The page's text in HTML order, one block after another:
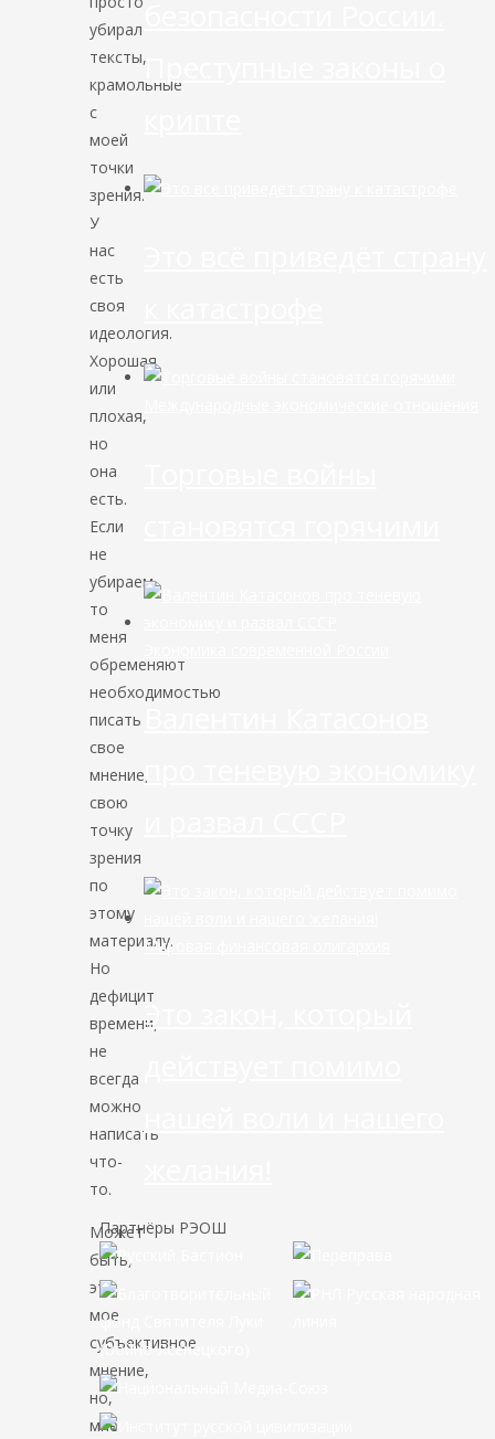
убирал
тексты,
крамольные
с
моей
точки
зрения.
У
нас
есть
своя
идеология.
Хорошая
или
плохая,
но
она
есть.
Если
не
убираем,
то
меня
обременяют
необходимостью
писать
свое
мнение,
свою
точку
зрения
по
этому
материалу.
Но
дефицит
времени,
не
всегда
можно
написать
что-
то.
Может
быть,
это
мое
субъективное
мнение,
но,
мне
Преступные законы о
Мировая финансовая олигархия
Это закон, который
Партнёры РЭОШ